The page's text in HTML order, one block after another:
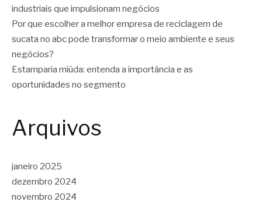
industriais que impulsionam negócios
Por que escolher a melhor empresa de reciclagem de
sucata no abc pode transformar o meio ambiente e seus
negócios?
Estamparia miúda: entenda a importância e as
oportunidades no segmento
Arquivos
janeiro 2025
dezembro 2024
novembro 2024